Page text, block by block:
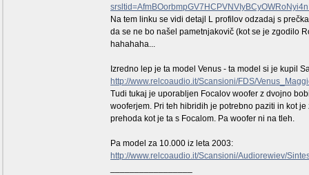
Na tem linku se vidi detajl L profilov odzadaj s
da se ne bo našel pametnjakovič (kot se je zgodilo
hahahaha...
Izredno lep je ta model Venus - ta model si je kupil
http://www.relcoaudio.it/Scansioni/FDS/
Tudi tukaj je uporabljen Focalov woofer z dvojno
wooferjem. Pri teh hibridih je potrebno paziti in kot
prehoda kot je ta s Focalom. Pa woofer ni na tleh.
Pa model za 10.000 iz leta 2003:
http://www.relcoaudio.it/Scansioni/Audiorewiev/